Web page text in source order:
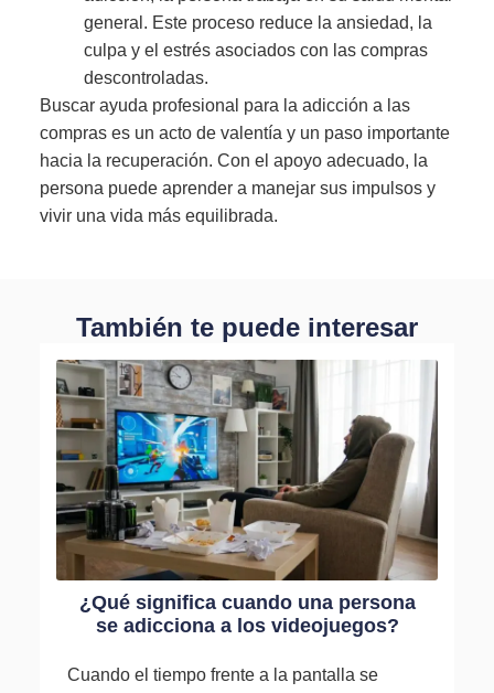
general. Este proceso reduce la ansiedad, la
culpa y el estrés asociados con las compras
descontroladas.
Buscar ayuda profesional para la adicción a las
compras es un acto de valentía y un paso importante
hacia la recuperación. Con el apoyo adecuado, la
persona puede aprender a manejar sus impulsos y
vivir una vida más equilibrada.
También te puede interesar
¿Qué significa cuando una persona
se adicciona a los videojuegos?
Cuando el tiempo frente a la pantalla se